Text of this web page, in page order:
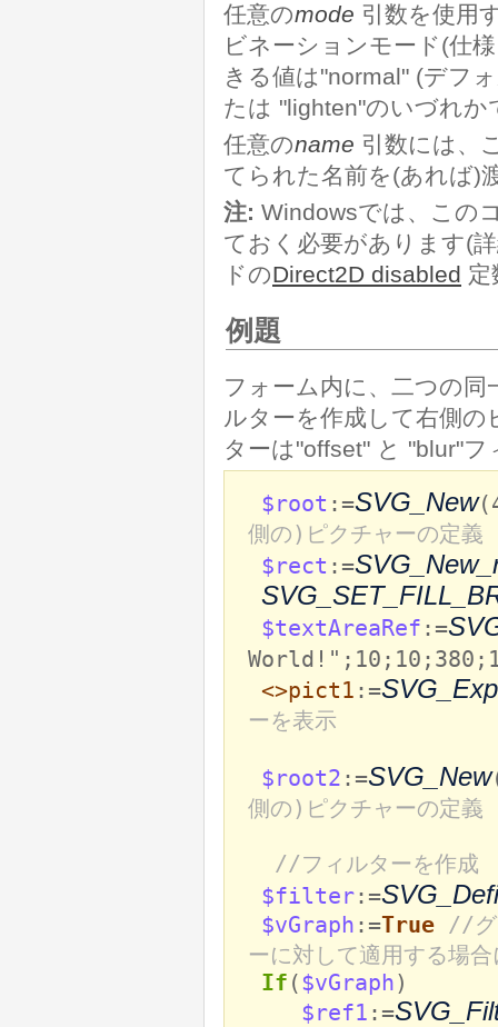
任意のmode 引数を使用
ビネーションモード(仕
きる値は"normal" (デフ
たは "lighten"のいづれか
任意のname 引数には、
てられた名前を(あれば)
注: Windowsでは、この
ておく必要があります(
ドのDirect2D disabled 定
例題
フォーム内に、二つの
ルターを作成して右側
ターは"offset" と "blur"
$root :=SVG_New
側の)ピクチャーの定義
$rect :=
$textAreaRef :=
<>pict1 :=
ーを表示
$root2 :=SVG_New
側の)ピクチャーの定義
//フィルターを作成
$filter:=
$vGraph :=True
//グ
ーに対して適用する場
If ($vGraph)
$ref1 :=